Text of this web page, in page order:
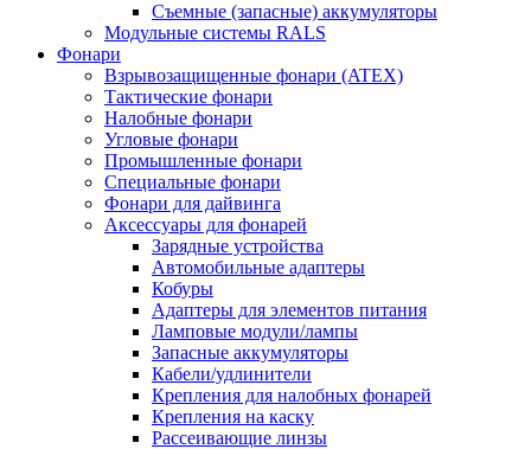
Съемные (запасные) аккумуляторы
Модульные системы RALS
Фонари
Взрывозащищенные фонари (ATEX)
Тактические фонари
Налобные фонари
Угловые фонари
Промышленные фонари
Специальные фонари
Фонари для дайвинга
Аксессуары для фонарей
Зарядные устройства
Автомобильные адаптеры
Кобуры
Адаптеры для элементов питания
Ламповые модули/лампы
Запасные аккумуляторы
Кабели/удлинители
Крепления для налобных фонарей
Крепления на каску
Рассеивающие линзы